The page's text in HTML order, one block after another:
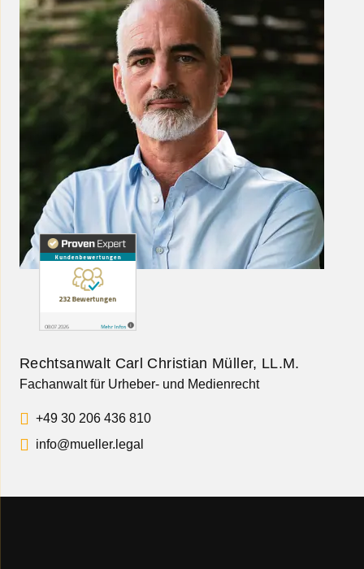
Rechtsanwalt Carl Christian Müller, LL.M.
Fachanwalt für Urheber- und Medienrecht
+49 30 206 436 810
info@mueller.legal